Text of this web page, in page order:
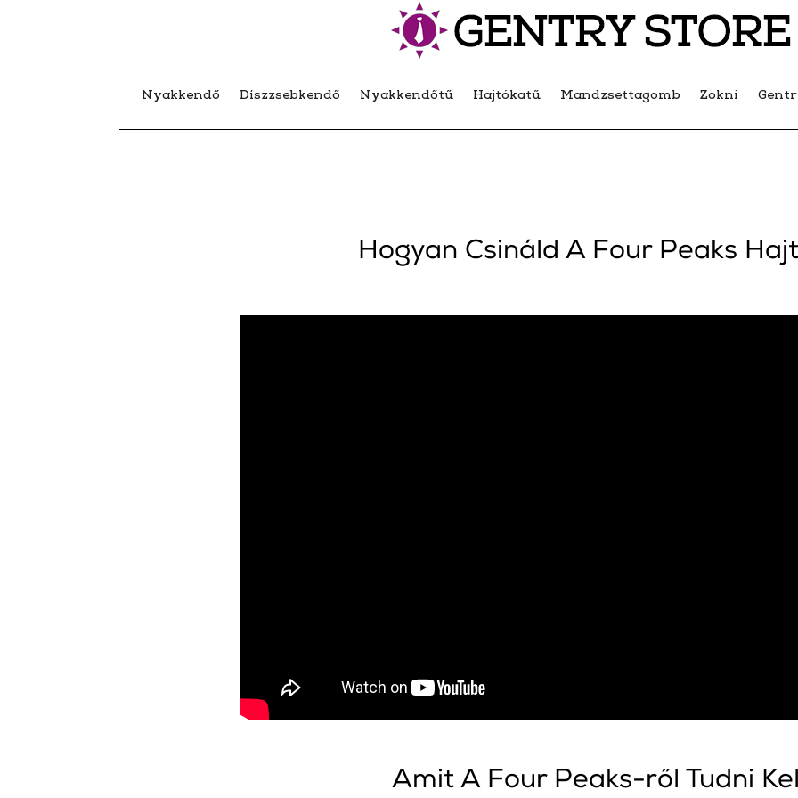
Nyakkendő Díszzsebkendő Nyakkendőtű Hajtókatű Mandzsettagomb Zokni
Hogyan Csináld A Four Peaks
Amit A Four Peaks-ről Tudni